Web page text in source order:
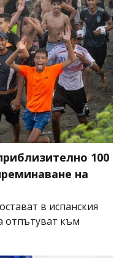
100
на
в испанския
отпътуват към